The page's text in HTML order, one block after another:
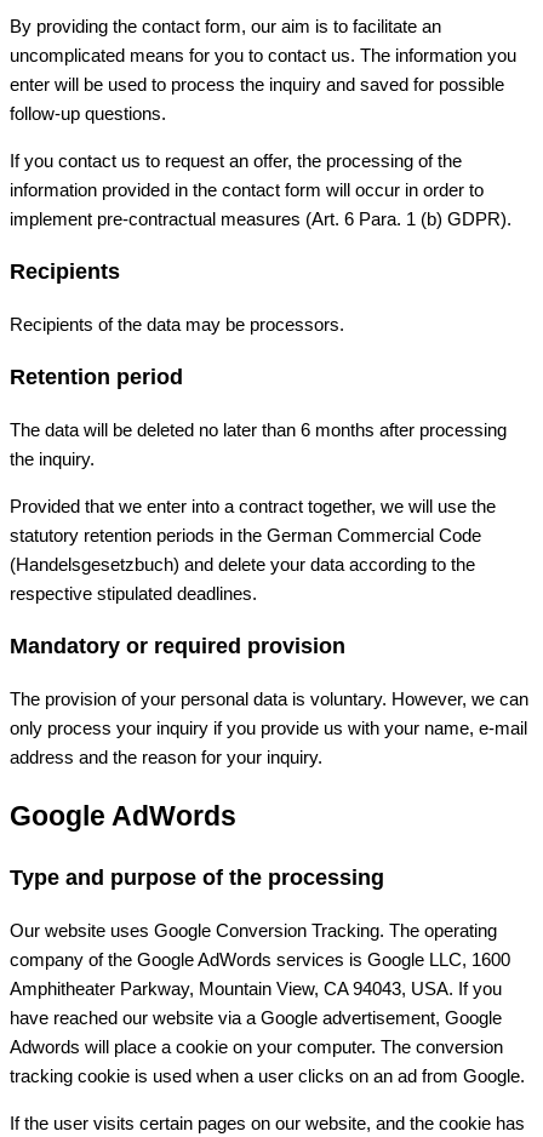
By providing the contact form, our aim is to facilitate an
uncomplicated means for you to contact us. The information you
enter will be used to process the inquiry and saved for possible
follow-up questions.
If you contact us to request an offer, the processing of the
information provided in the contact form will occur in order to
implement pre-contractual measures (Art. 6 Para. 1 (b) GDPR).
Recipients
Recipients of the data may be processors.
Retention period
The data will be deleted no later than 6 months after processing
the inquiry.
Provided that we enter into a contract together, we will use the
statutory retention periods in the German Commercial Code
(Handelsgesetzbuch) and delete your data according to the
respective stipulated deadlines.
Mandatory or required provision
The provision of your personal data is voluntary. However, we can
only process your inquiry if you provide us with your name, e-mail
address and the reason for your inquiry.
Google AdWords
Type and purpose of the processing
Our website uses Google Conversion Tracking. The operating
company of the Google AdWords services is Google LLC, 1600
Amphitheater Parkway, Mountain View, CA 94043, USA. If you
have reached our website via a Google advertisement, Google
Adwords will place a cookie on your computer. The conversion
tracking cookie is used when a user clicks on an ad from Google.
If the user visits certain pages on our website, and the cookie has